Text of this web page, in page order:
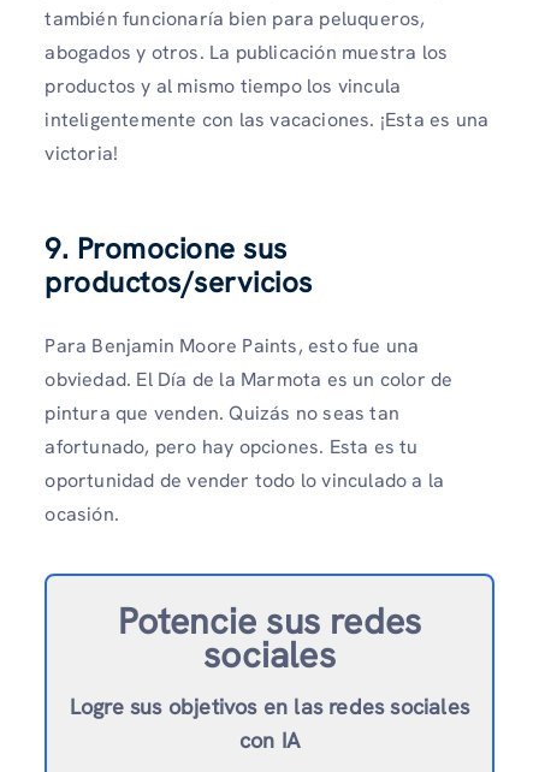
también funcionaría bien para peluqueros,
abogados y otros. La publicación muestra los
productos y al mismo tiempo los vincula
inteligentemente con las vacaciones. ¡Esta es una
victoria!
9. Promocione sus
productos/servicios
Para Benjamin Moore Paints, esto fue una
obviedad. El Día de la Marmota es un color de
pintura que venden. Quizás no seas tan
afortunado, pero hay opciones. Esta es tu
oportunidad de vender todo lo vinculado a la
ocasión.
Potencie sus redes
sociales
Logre sus objetivos en las redes sociales
con IA